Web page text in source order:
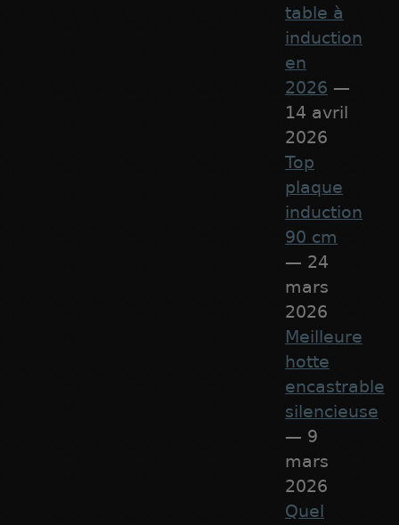
table à
induction
en
2026 —
14 avril
2026
Top
plaque
induction
90 cm
— 24
mars
2026
Meilleure
hotte
encastrable
silencieuse
— 9
mars
2026
Quel